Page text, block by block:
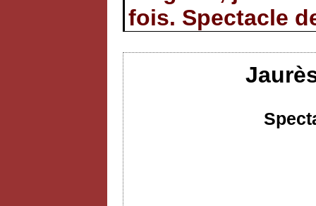
fois. Spectacle